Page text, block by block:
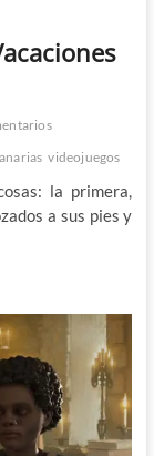
videojuegos
la primera,
a sus pies y